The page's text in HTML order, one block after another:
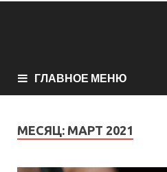
ГЛАВНОЕ МЕНЮ
МЕСЯЦ: МАРТ 2021